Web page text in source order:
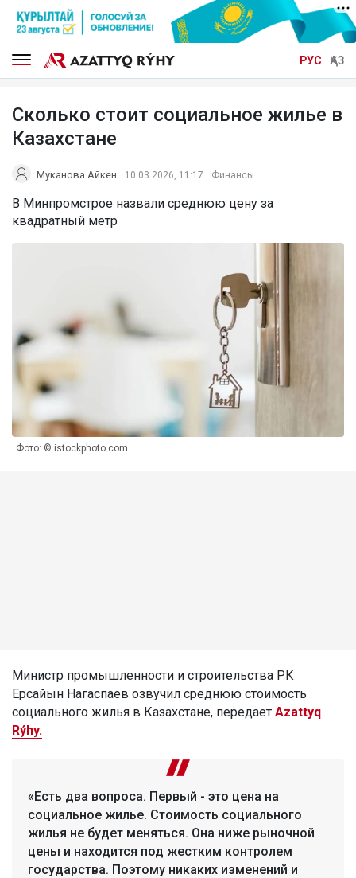
РУС ҚАЗ
Сколько стоит социальное жилье в
Казахстане
Муканова Айкен 10.03.2026, 11:17 Финансы
В Минпромстрое назвали среднюю цену за
квадратный метр
Фото: © istockphoto.com
Министр промышленности и строительства РК
Ерсайын Нагаспаев озвучил среднюю стоимость
социального жилья в Казахстане, передает Azattyq
Rýhy.
«Есть два вопроса. Первый - это цена на
социальное жилье. Стоимость социального
жилья не будет меняться. Она ниже рыночной
цены и находится под жестким контролем
государства. Поэтому никаких изменений и